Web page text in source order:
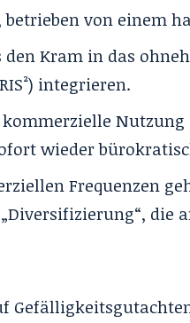
von einem
den Kram in das
integrieren.
Nutzung
wieder
Frequenzen
die